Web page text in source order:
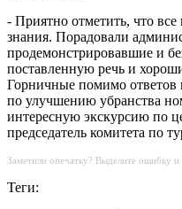
- Приятно отметить, что
знания. Порадовали
продемонстрировавшие и
поставленную речь и
Горничные помимо ответов
по улучшению убранства
интересную экскурсию по
председатель комитета по
Заметили опечатку? Выделите ошибку
Теги: